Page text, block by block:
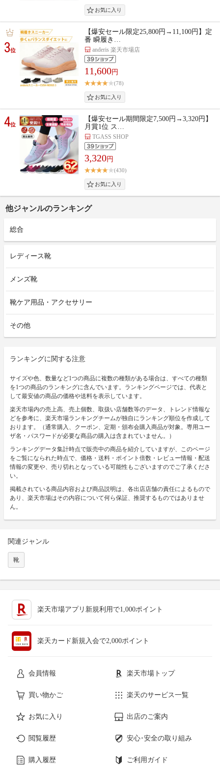
3位
【爆安セール限定25,800円→11,100円】定
番 瞬履き…
anderis 楽天市場店
11,600円
(78)
4位
【爆安セール期間限定7,500円→3,320円】
月賞1位 ス…
TGASS SHOP
3,320円
(430)
他ジャンルのランキング
総合
レディース靴
メンズ靴
靴ケア用品・アクセサリー
その他
ランキングに関する注意
サイズや色、数量など1つの商品に複数の種類がある場合は、すべての種類
を1つの商品のランキングに含んでいます。ランキングページでは、代表と
して最安値の商品の価格や送料を表示しています。
楽天市場内の売上高、売上個数、取扱い店舗数等のデータ、トレンド情報な
どを参考に、楽天市場ランキングチームが独自にランキング順位を作成して
おります。（通常購入、クーポン、定期・頒布会購入商品が対象。専用ユー
ザ名・パスワードが必要な商品の購入は含まれていません。）
ランキングデータ集計時点で販売中の商品を紹介していますが、このページ
をご覧になられた時点で、価格・送料・ポイント倍数・レビュー情報・配送
情報の変更や、売り切れとなっている可能性もございますのでご了承くださ
い。
掲載されている商品内容および商品説明は、各出店店舗の責任によるもので
あり、楽天市場はその内容について何ら保証、推奨するものではありませ
ん。
関連ジャンル
靴
楽天市場アプリ新規利用で1,000ポイント
楽天カード新規入会で2,000ポイント
会員情報 楽天市場トップ
買い物かご 楽天のサービス一覧
お気に入り 出店のご案内
閲覧履歴 安心･安全の取り組み
購入履歴 ご利用ガイド